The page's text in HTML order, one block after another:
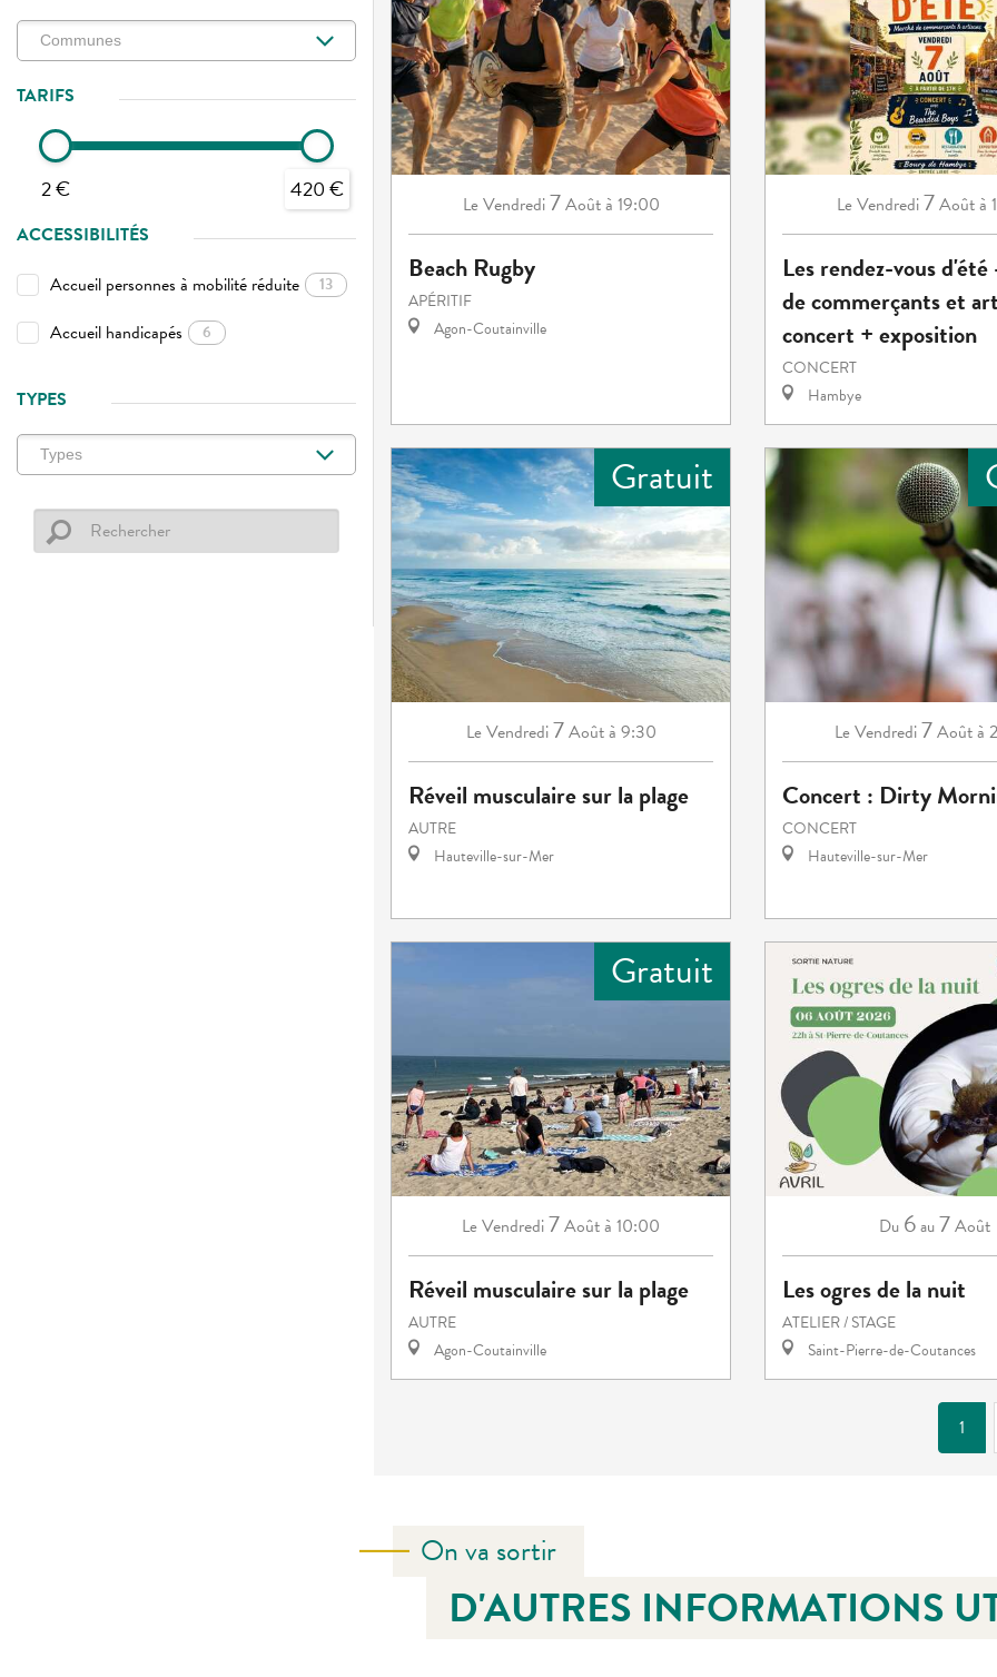
TARIFS
2 € 420 €
ACCESSIBILITÉS
Accueil personnes à mobilité réduite
13
Accueil handicapés 6
TYPES
Le Vendredi7Aoûtà 19:00
Beach Rugby
APÉRITIF
Agon-Coutainville
LeVendredi7Aoûtà
Les rendez-vous
de commerçants et
concert + exposition
CONCERT
Hambye
Gratuit
Le Vendredi7Aoûtà 9:30
Réveil musculaire sur la plage
AUTRE
Hauteville-sur-Mer
Le Vendredi7Aoûtà
Concert : Dirty
CONCERT
Hauteville-sur-Mer
Gratuit
LeVendredi7Aoûtà 10:00
Réveil musculaire sur la plage
AUTRE
Agon-Coutainville
Du 6au7Août
Les ogres de la nuit
ATELIER / STAGE
Saint-Pierre-de-Coutances
1
On va sortir
D'AUTRES INFORMATIONS